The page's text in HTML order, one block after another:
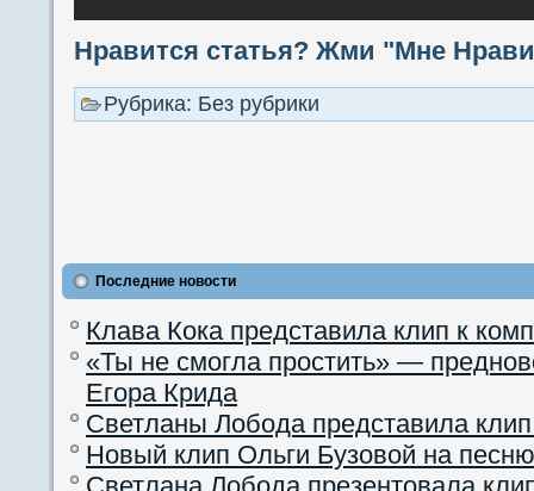
Нравится статья? Жми "Мне
Рубрика: Без рубрики
Последние новости
Клава Кока представила клип к
«Ты не смогла простить» —
Егора Крида
Светланы Лобода представила
Новый клип Ольги Бузовой на